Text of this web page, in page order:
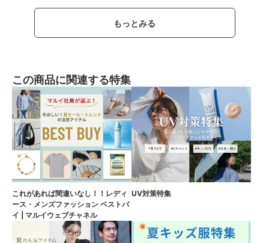
もっとみる
この商品に関連する特集
これがあれば間違いなし！！レディ
ース・メンズファッション ベストバ
イ | マルイウェブチャネル
UV対策特集